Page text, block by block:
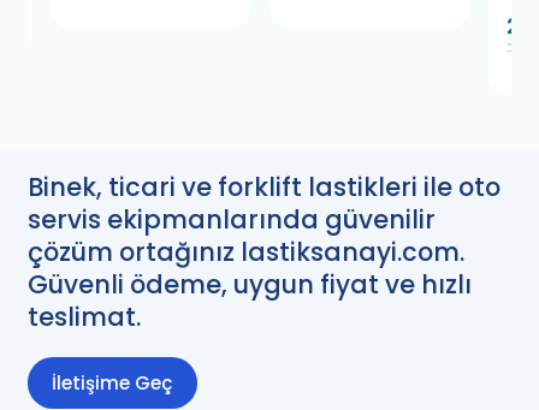
TL
Binek, ticari ve forklift lastikleri ile oto
servis ekipmanlarında güvenilir
çözüm ortağınız lastiksanayi.com.
Güvenli ödeme, uygun fiyat ve hızlı
teslimat.
İletişime Geç